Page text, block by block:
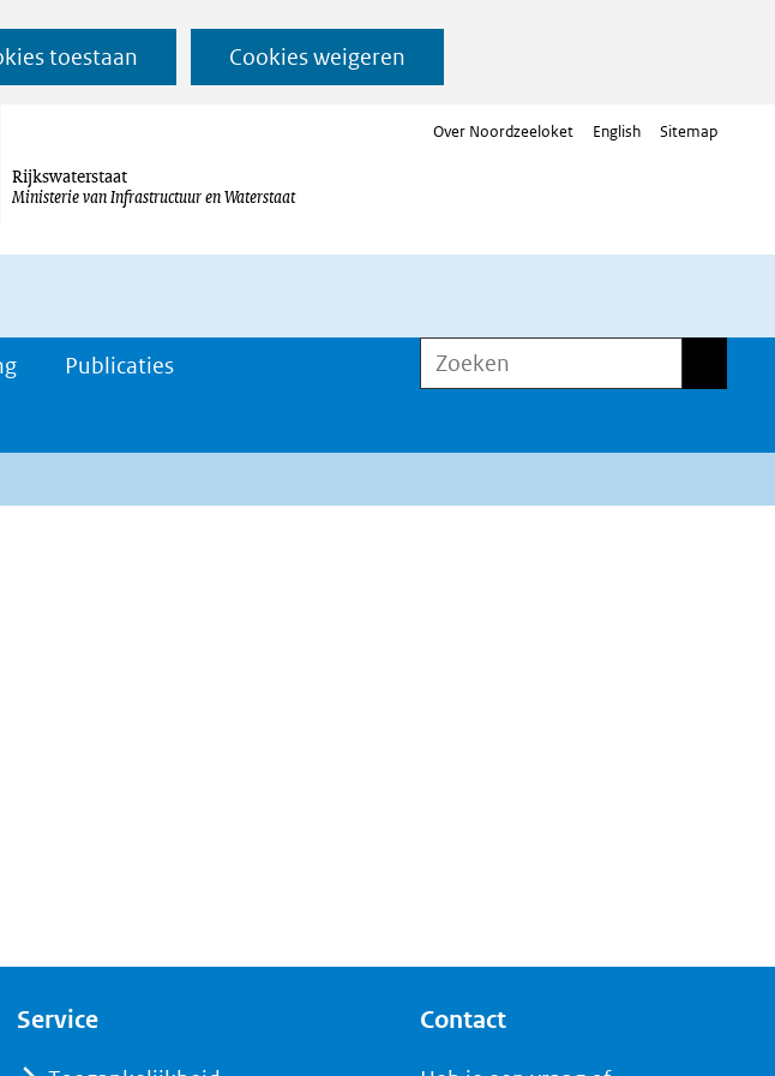
toestaan Cookies weigeren
Rijkswaterstaat
Ministerie van Infrastructuur en Waterstaat
Over Noordzeeloket English Sitemap
Publicaties Zoeken
Service Contact